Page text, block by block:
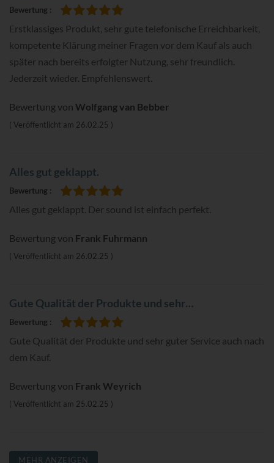
Bewertung
Erstklassiges Produkt, sehr gute telefonische Erreichbarkeit,
kompetente Klärung meiner Fragen vor dem Kauf als auch
später nach bereits erfolgter Nutzung, sehr freundlich.
Jederzeit wieder. Empfehlenswert.
Bewertung von Wolfgang van Bebber
Veröffentlicht am 26.02.25
Alles gut geklappt.
Bewertung
Alles gut geklappt. Der sound ist einfach perfekt.
Bewertung von Frank Fuhrmann
Veröffentlicht am 26.02.25
Gute Qualität der Produkte und sehr…
Bewertung
Gute Qualität der Produkte und sehr guter Service auch nach
dem Kauf.
Bewertung von Frank Weyrich
Veröffentlicht am 25.02.25
MEHR ANZEIGEN